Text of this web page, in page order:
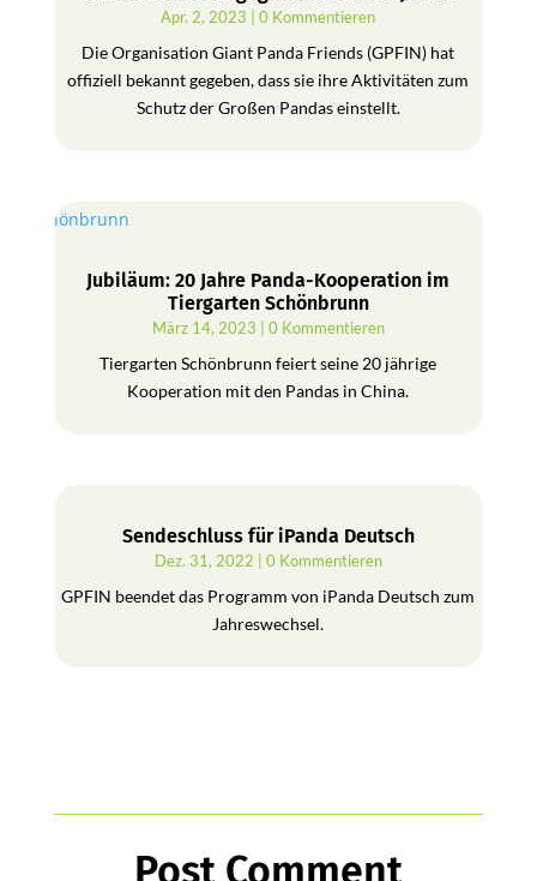
Apr. 2, 2023 | 0 Kommentieren
Die Organisation Giant Panda Friends (GPFIN) hat
offiziell bekannt gegeben, dass sie ihre Aktivitäten zum
Schutz der Großen Pandas einstellt.
Jubiläum: 20 Jahre Panda-Kooperation im
Tiergarten Schönbrunn
März 14, 2023 | 0 Kommentieren
Tiergarten Schönbrunn feiert seine 20 jährige
Kooperation mit den Pandas in China.
Sendeschluss für iPanda Deutsch
Dez. 31, 2022 | 0 Kommentieren
GPFIN beendet das Programm von iPanda Deutsch zum
Jahreswechsel.
Post Comment